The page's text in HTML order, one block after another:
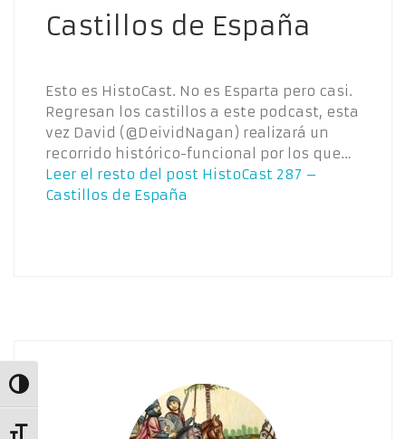
Alternar alto contraste
Castillos de España
Esto es HistoCast. No es Esparta pero casi.
Regresan los castillos a este podcast, esta
vez David (@DeividNagan) realizará un
recorrido histórico-funcional por los que…
Leer el resto del post HistoCast 287 –
Castillos de España